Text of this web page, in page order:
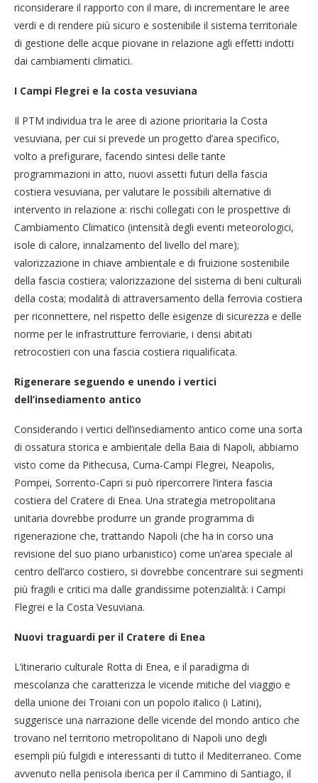
riconsiderare il rapporto con il mare, di incrementare le aree
verdi e di rendere più sicuro e sostenibile il sistema territoriale
di gestione delle acque piovane in relazione agli effetti indotti
dai cambiamenti climatici.
I Campi Flegrei e la costa vesuviana
Il PTM individua tra le aree di azione prioritaria la Costa
vesuviana, per cui si prevede un progetto d’area specifico,
volto a prefigurare, facendo sintesi delle tante
programmazioni in atto, nuovi assetti futuri della fascia
costiera vesuviana, per valutare le possibili alternative di
intervento in relazione a: rischi collegati con le prospettive di
Cambiamento Climatico (intensità degli eventi meteorologici,
isole di calore, innalzamento del livello del mare);
valorizzazione in chiave ambientale e di fruizione sostenibile
della fascia costiera; valorizzazione del sistema di beni culturali
della costa; modalità di attraversamento della ferrovia costiera
per riconnettere, nel rispetto delle esigenze di sicurezza e delle
norme per le infrastrutture ferroviarie, i densi abitati
retrocostieri con una fascia costiera riqualificata.
Rigenerare seguendo e unendo i vertici
dell’insediamento antico
Considerando i vertici dell’insediamento antico come una sorta
di ossatura storica e ambientale della Baia di Napoli, abbiamo
visto come da Pithecusa, Cuma-Campi Flegrei, Neapolis,
Pompei, Sorrento-Capri si può ripercorrere l’intera fascia
costiera del Cratere di Enea. Una strategia metropolitana
unitaria dovrebbe produrre un grande programma di
rigenerazione che, trattando Napoli (che ha in corso una
revisione del suo piano urbanistico) come un’area speciale al
centro dell’arco costiero, si dovrebbe concentrare sui segmenti
più fragili e critici ma dalle grandissime potenzialità: i Campi
Flegrei e la Costa Vesuviana.
Nuovi traguardi per il Cratere di Enea
L’itinerario culturale Rotta di Enea, e il paradigma di
mescolanza che caratterizza le vicende mitiche del viaggio e
della unione dei Troiani con un popolo italico (i Latini),
suggerisce una narrazione delle vicende del mondo antico che
trovano nel territorio metropolitano di Napoli uno degli
esempli più fulgidi e interessanti di tutto il Mediterraneo. Come
avvenuto nella penisola iberica per il Cammino di Santiago, il